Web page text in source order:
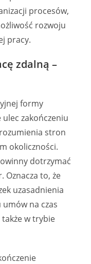
procesów,
rozwoju
pracy.
zdalną –
formy
zakończeniu
stron
okoliczności.
dotrzymać
to, że
uzasadnienia
na czas
w trybie